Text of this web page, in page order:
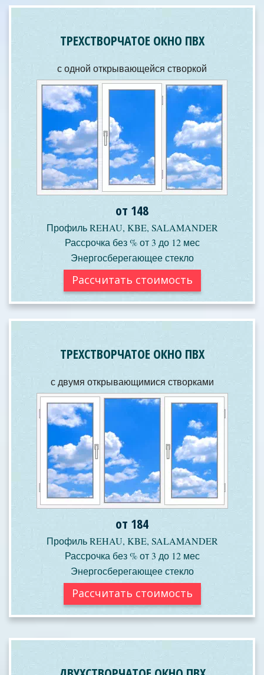
ТРЕХСТВОРЧАТОЕ ОКНО ПВХ
с одной открывающейся створкой
от 148
Профиль REHAU, KBE, SALAMANDER
Рассрочка без % от 3 до 12 мес
Энергосберегающее стекло
Рассчитать стоимость
ТРЕХСТВОРЧАТОЕ ОКНО ПВХ
с двумя открывающимися створками
от 184
Профиль REHAU, KBE, SALAMANDER
Рассрочка без % от 3 до 12 мес
Энергосберегающее стекло
Рассчитать стоимость